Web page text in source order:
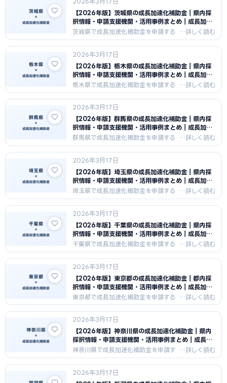
た。福島県の製造業・復興需要を活か
した申請戦略と支援機関情報を紹介し
ます。
【2026年版】茨城県の成長加速化補助金｜県内採
択情報・申請支援機関・活用事例まとめ｜成長加速
化補助金ナビ
茨城県で成長加速化補助金を申請する
中小企業向けに、県内の採択傾向・申
請支援機関・活用事例をまとめまし
た。茨城県の製造業集積地の特性を活
かした申請戦略と支援機関情報を紹介
します。
2026年3月17日
【2026年版】栃木県の成長加速化補助金｜県内採
択情報・申請支援機関・活用事例まとめ｜成長加速
化補助金ナビ
栃木県で成長加速化補助金を申請する
中小企業向けに、県内の採択傾向・申
請支援機関・活用事例をまとめまし
た。栃木県の製造業・農業の強みを活
かした申請戦略と支援機関情報を紹介
します。
2026年3月17日
【2026年版】群馬県の成長加速化補助金｜県内採
択情報・申請支援機関・活用事例まとめ｜成長加速
化補助金ナビ
群馬県で成長加速化補助金を申請する
中小企業向けに、県内の採択傾向・申
請支援機関・活用事例をまとめまし
た。群馬県の自動車関連・製造業集積
の特性を活かした申請戦略と支援機関
情報を紹介します。
2026年3月17日
【2026年版】埼玉県の成長加速化補助金｜県内採
択情報・申請支援機関・活用事例まとめ｜成長加速
化補助金ナビ
埼玉県で成長加速化補助金を申請する
中小企業向けに、県内の採択傾向・申
請支援機関・活用事例をまとめまし
た。埼玉県の製造業・物流業の産業集
積を活かした申請戦略と支援機関情報
を紹介します。
2026年3月17日
【2026年版】千葉県の成長加速化補助金｜県内採
択情報・申請支援機関・活用事例まとめ｜成長加速
化補助金ナビ
千葉県で成長加速化補助金を申請する
中小企業向けに、県内の採択傾向・申
請支援機関・活用事例をまとめまし
た。千葉県の食品・物流・工業の産業
特性を活かした申請戦略と支援機関情
報を紹介します。
2026年3月17日
【2026年版】東京都の成長加速化補助金｜都内採
択情報・申請支援機関・活用事例まとめ｜成長加速
化補助金ナビ
東京都で成長加速化補助金を申請する
中小企業向けに、都内の採択傾向・申
請支援機関・活用事例をまとめまし
た。東京都の多様な産業特性を活かし
た申請戦略と、都内認定支援機関の選
び方を紹介します。
2026年3月17日
【2026年版】神奈川県の成長加速化補助金｜県内
採択情報・申請支援機関・活用事例まとめ｜成長加
速化補助金ナビ
神奈川県で成長加速化補助金を申請す
る中小企業向けに、県内の採択傾向・
申請支援機関・活用事例をまとめまし
た。神奈川県の製造業・IT・物流の産
2026年3月17日